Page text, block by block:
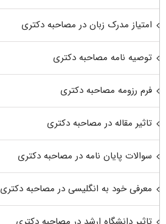
امتیاز مدرک زبان در مصاحبه دکتری
توصیه نامه مصاحبه دکتری
فرم رزومه مصاحبه دکتری
تاثیر مقاله در مصاحبه دکتری
سوالات پایان نامه در مصاحبه دکتری
معرفی خود به انگلیسی در مصاحبه دکتری